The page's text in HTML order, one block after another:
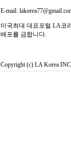
E-mail:
미국최대 대표포털 LA코
배포를 금합니다.
Copyright (c) LA Korea